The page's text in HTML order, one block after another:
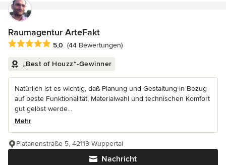
Raumagentur ArteFakt
Durchschnittliche Bewertung: 5 von 5 Sternen
5,0 (44 Bewertungen)
„Best of Houzz“-Gewinner
Natürlich ist es wichtig, daß Planung und Gestaltung in Bezug
auf beste Funktionalität, Materialwahl und technischen Komfort
gut gelöst werde...
Mehr
Nachricht
Platanenstraße 5, 42119 Wuppertal